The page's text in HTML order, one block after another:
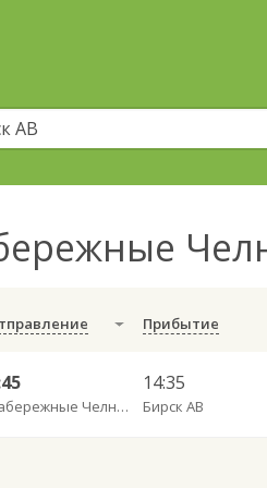
Прибытие
Набережные Челны АВ
14:35
Бирск АВ